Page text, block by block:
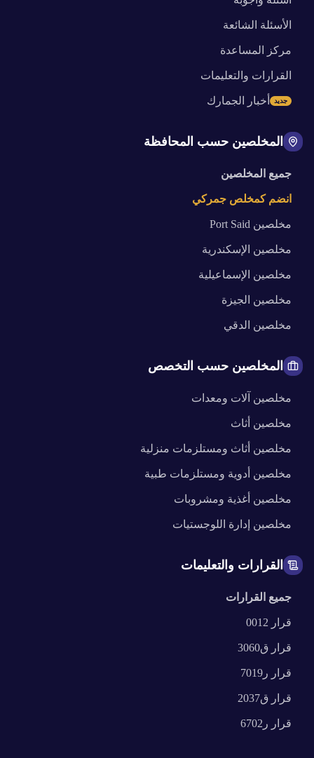
الأسئلة الشائعة
مركز المساعدة
القرارات والتعليمات
أخبار الجمارك جديد
المخلصين حسب المحافظة
جميع المخلصين
انضم كمخلص جمركي
مخلصين Port Said
مخلصين الإسكندرية
مخلصين الإسماعيلية
مخلصين الجيزة
مخلصين الدقي
المخلصين حسب التخصص
مخلصين آلات ومعدات
مخلصين أثاث
مخلصين أثاث ومستلزمات منزلية
مخلصين أدوية ومستلزمات طبية
مخلصين أغذية ومشروبات
مخلصين إدارة اللوجستيات
القرارات والتعليمات
جميع القرارات
قرار 0012
قرار ق3060
قرار ر7019
قرار ق2037
قرار ر6702